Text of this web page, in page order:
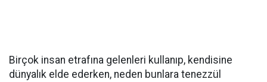
Birçok insan etrafına gelenleri kullanıp, kendisine
dünyalık elde ederken, neden bunlara tenezzül